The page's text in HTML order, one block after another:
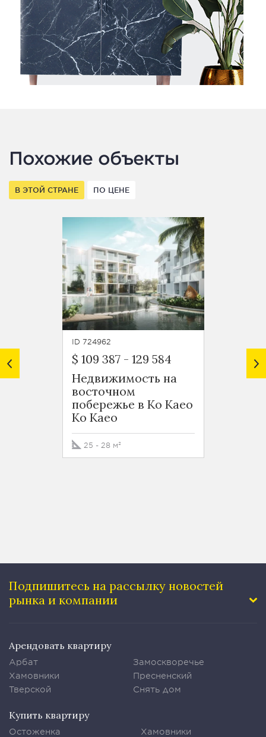
Похожие объекты
В ЭТОЙ СТРАНЕ ПО ЦЕНЕ
ID 724962
$ 109 387- 129 584
Недвижимость на
восточном
побережье в Ко Каео
Ko Kaeo
25 - 28 м²
$
Подпишитесь на рассылку новостей
рынка и компании
Арендовать квартиру
Арбат
Хамовники
Тверской
Замоскворечье
Пресненский
Снять дом
Купить квартиру
Остоженка
Хамовники